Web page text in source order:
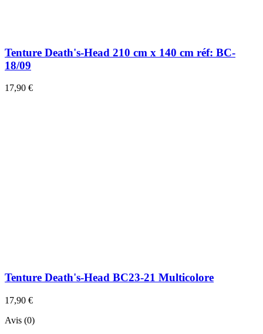
Tenture Death's-Head 210 cm x 140 cm réf: BC-
18/09
17,90 €
Tenture Death's-Head BC23-21 Multicolore
17,90 €
Avis (0)